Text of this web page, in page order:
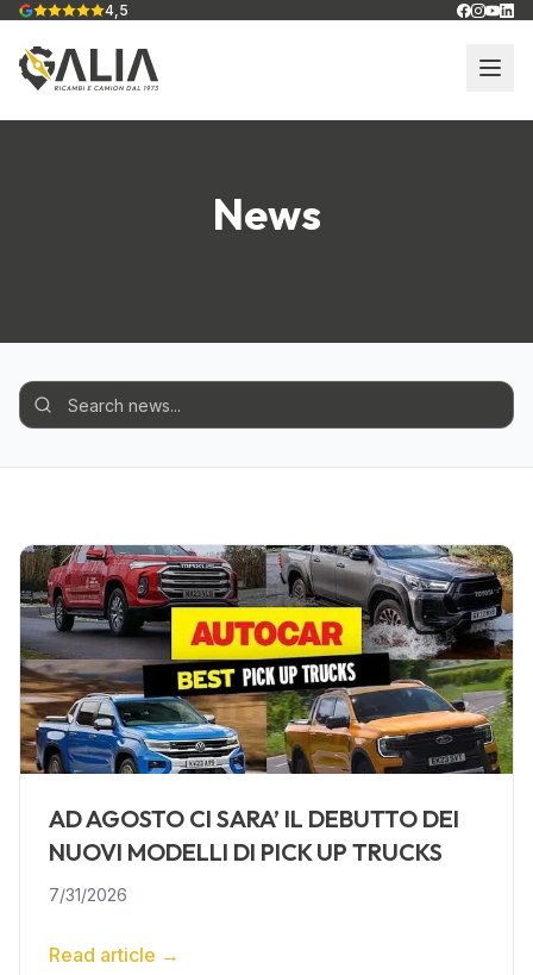
4,5
News
AD AGOSTO CI SARA’ IL DEBUTTO DEI
NUOVI MODELLI DI PICK UP TRUCKS
7/31/2026
Read article →